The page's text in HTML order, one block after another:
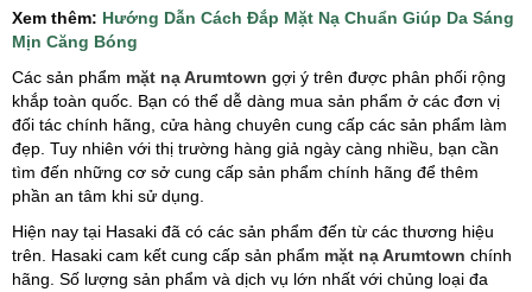
​Xem thêm: Hướng Dẫn Cách Đắp Mặt Nạ Chuẩn Giúp Da Sáng
Mịn Căng Bóng
Các sản phẩm mặt nạ Arumtown gợi ý trên được phân phối rộng
khắp toàn quốc. Bạn có thể dễ dàng mua sản phẩm ở các đơn vị
đối tác chính hãng, cửa hàng chuyên cung cấp các sản phẩm làm
đẹp. Tuy nhiên với thị trường hàng giả ngày càng nhiều, bạn cần
tìm đến những cơ sở cung cấp sản phẩm chính hãng để thêm
phần an tâm khi sử dụng.
Hiện nay tại Hasaki đã có các sản phẩm đến từ các thương hiệu
trên. Hasaki cam kết cung cấp sản phẩm mặt nạ Arumtown chính
hãng. Số lượng sản phẩm và dịch vụ lớn nhất với chủng loại đa